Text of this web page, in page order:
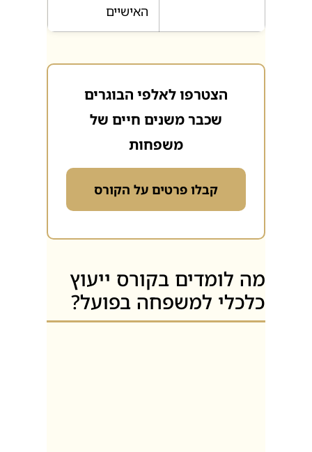
על החיים
האישיים
הצטרפו לאלפי הבוגרים
שכבר משנים חיים של
קבלו פרטים על הקורס
מה לומדים בקורס ייעוץ
כלכלי למשפחה בפועל?